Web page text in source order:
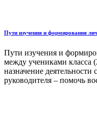
Пути изучения и формирования
Пути изучения и
между учениками класса
назначение деятельности
руководителя – помочь